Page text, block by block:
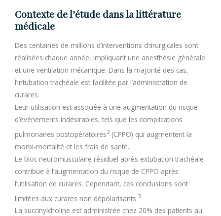
Contexte de l’étude dans la littérature
médicale
Des centaines de millions d’interventions chirurgicales sont
réalisées chaque année, impliquant une anesthésie générale
et une ventilation mécanique. Dans la majorité des cas,
l’intubation trachéale est facilitée par l’administration de
curares.
Leur utilisation est associée à une augmentation du risque
d’événements indésirables, tels que les complications
pulmonaires postopératoires2(CPPO) qui augmentent la
morbi-mortalité et les frais de santé.
Le bloc neuromusculaire résiduel après extubation trachéale
contribue à l’augmentation du risque de CPPO après
l’utilisation de curares. Cependant, ces conclusions sont
limitées aux curares non dépolarisants.3
La succinylcholine est administrée chez 20% des patients au